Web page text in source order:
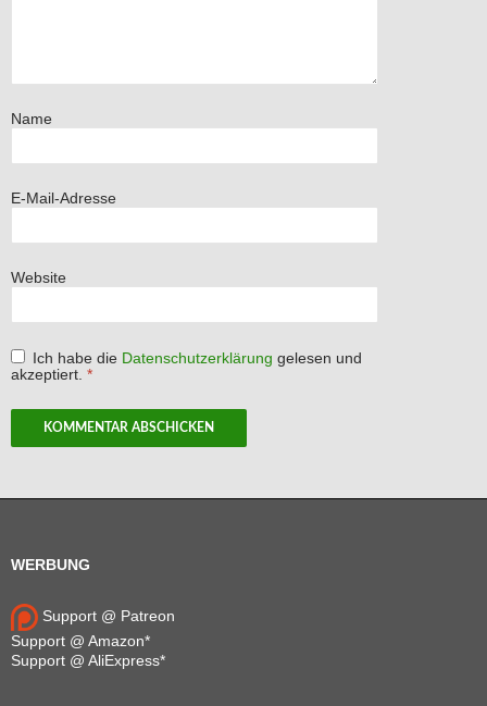
Name
E-Mail-Adresse
Website
Ich habe die Datenschutzerklärung gelesen und
akzeptiert. *
WERBUNG
Support @ Patreon
Support @ Amazon*
Support @ AliExpress*